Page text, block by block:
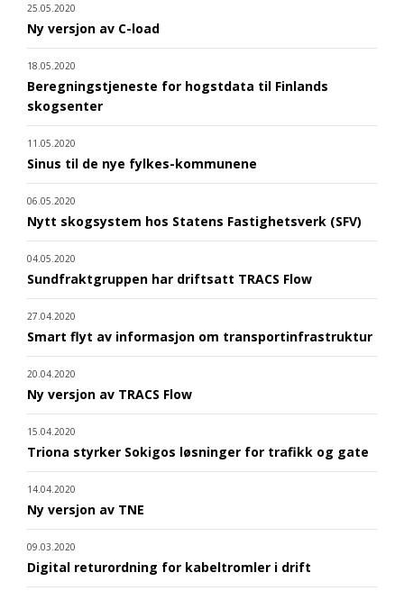
25.05.2020
Ny versjon av C-load
18.05.2020
Beregningstjeneste for hogstdata til Finlands
skogsenter
11.05.2020
Sinus til de nye fylkes-kommunene
06.05.2020
Nytt skogsystem hos Statens Fastighetsverk (SFV)
04.05.2020
Sundfraktgruppen har driftsatt TRACS Flow
27.04.2020
Smart flyt av informasjon om transportinfrastruktur
20.04.2020
Ny versjon av TRACS Flow
15.04.2020
Triona styrker Sokigos løsninger for trafikk og gate
14.04.2020
Ny versjon av TNE
09.03.2020
Digital returordning for kabeltromler i drift